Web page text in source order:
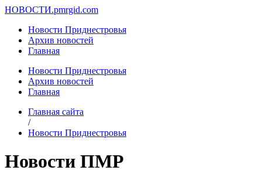
НОВОСТИ.pmrgid.com
Новости Приднестровья
Архив новостей
Главная
Новости Приднестровья
Архив новостей
Главная
Главная сайта
/
Новости Приднестровья
Новости ПМР